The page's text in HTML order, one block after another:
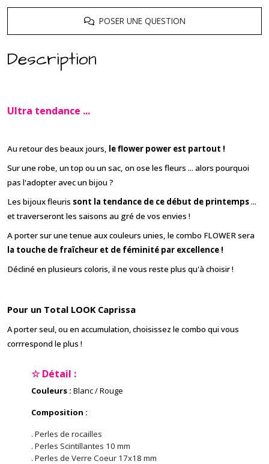
POSER UNE QUESTION
Description
Ultra tendance ...
Au retour des beaux jours, le flower power est partout !
Sur une robe, un top ou un sac, on ose les fleurs ... alors pourquoi
pas l'adopter avec un bijou ?
Les bijoux fleuris sont la tendance de ce début de printemps...
et traverseront les saisons au gré de vos envies !
A porter sur une tenue aux couleurs unies, le combo FLOWER sera
la touche de fraîcheur et de féminité par excellence !
Décliné en plusieurs coloris, il ne vous reste plus qu'à choisir !
Pour un Total LOOK Caprissa
A porter seul, ou en accumulation, choisissez le combo qui vous
corrrespond le plus !
☆ Détail :
Couleurs : Blanc / Rouge
Composition :
. Perles de rocailles
. Perles Scintillantes 10 mm
. Perles de Verre Coeur 17x18 mm